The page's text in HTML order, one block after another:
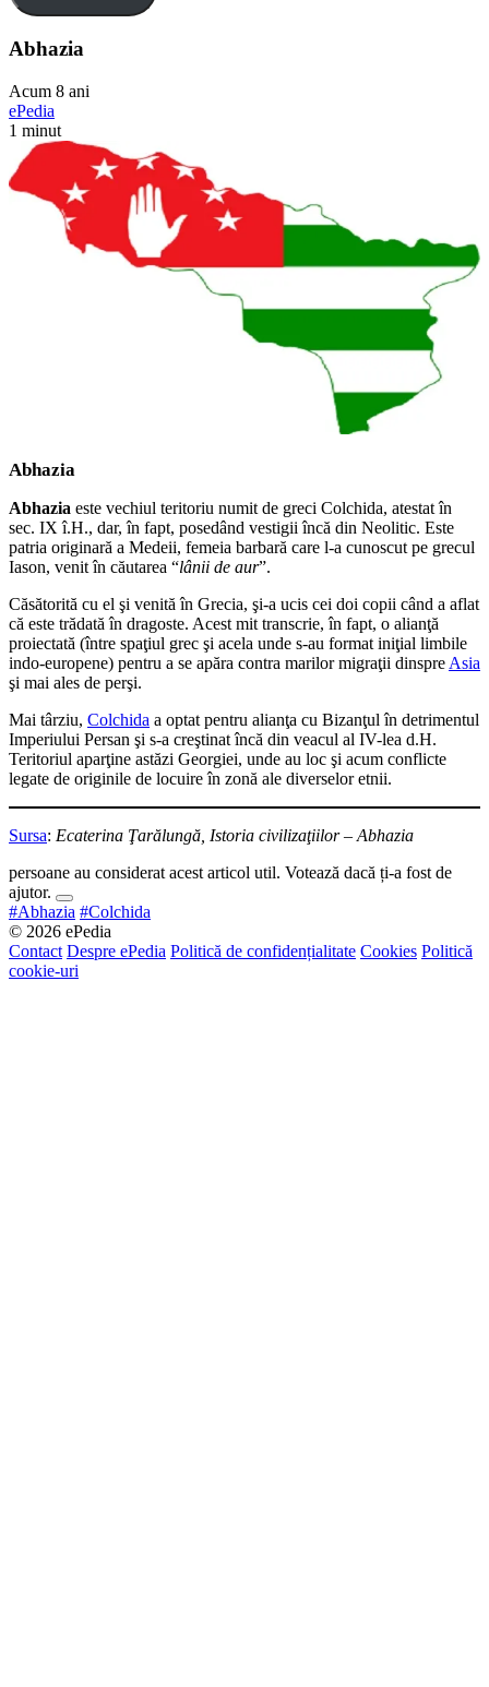
Abhazia
Acum 8 ani
ePedia
1 minut
Abhazia
Abhazia este vechiul teritoriu numit de greci Colchida, atestat în
sec. IX î.H., dar, în fapt, posedând vestigii încă din Neolitic. Este
patria originară a Medeii, femeia barbară care l-a cunoscut pe grecul
Iason, venit în căutarea “lânii de aur”.
Căsătorită cu el şi venită în Grecia, şi-a ucis cei doi copii când a aflat
că este trădată în dragoste. Acest mit transcrie, în fapt, o alianţă
proiectată (între spaţiul grec şi acela unde s-au format iniţial limbile
indo-europene) pentru a se apăra contra marilor migraţii dinspre Asia
şi mai ales de perşi.
Mai târziu, Colchida a optat pentru alianţa cu Bizanţul în detrimentul
Imperiului Persan şi s-a creştinat încă din veacul al IV-lea d.H.
Teritoriul aparţine astăzi Georgiei, unde au loc şi acum conflicte
legate de originile de locuire în zonă ale diverselor etnii.
Sursa: Ecaterina Ţarălungă, Istoria civilizaţiilor – Abhazia
persoane au considerat acest articol util. Votează dacă ți-a fost de
ajutor.
#Abhazia #Colchida
© 2026 ePedia
Contact Despre ePedia Politică de confidențialitate Cookies Politică
cookie-uri